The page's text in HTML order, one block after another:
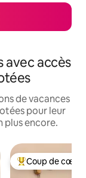
avec accès
de vacances
pour leur
encore.
Coups de cœur
Coup de cœur